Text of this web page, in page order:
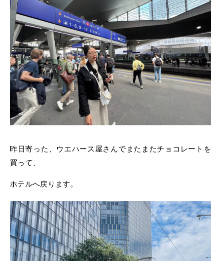
昨日寄った、ウエハース屋さんでまたまたチョコレートを
買って、
ホテルへ戻ります。